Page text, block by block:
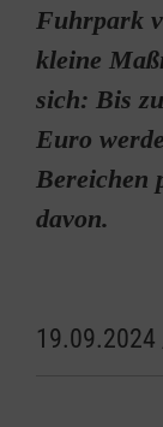
Fuhrpark
kleine
sich: Bis
Euro
Bereichen
davon.
19.09.2024